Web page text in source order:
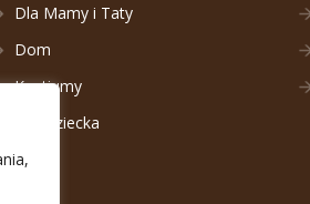
Dla Mamy i Taty
Dom
Kostiumy
Dla Dziecka